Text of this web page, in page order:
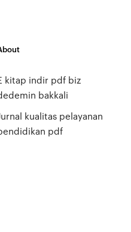
kitap indir pdf biz
bakkali
kualitas pelayanan
pdf